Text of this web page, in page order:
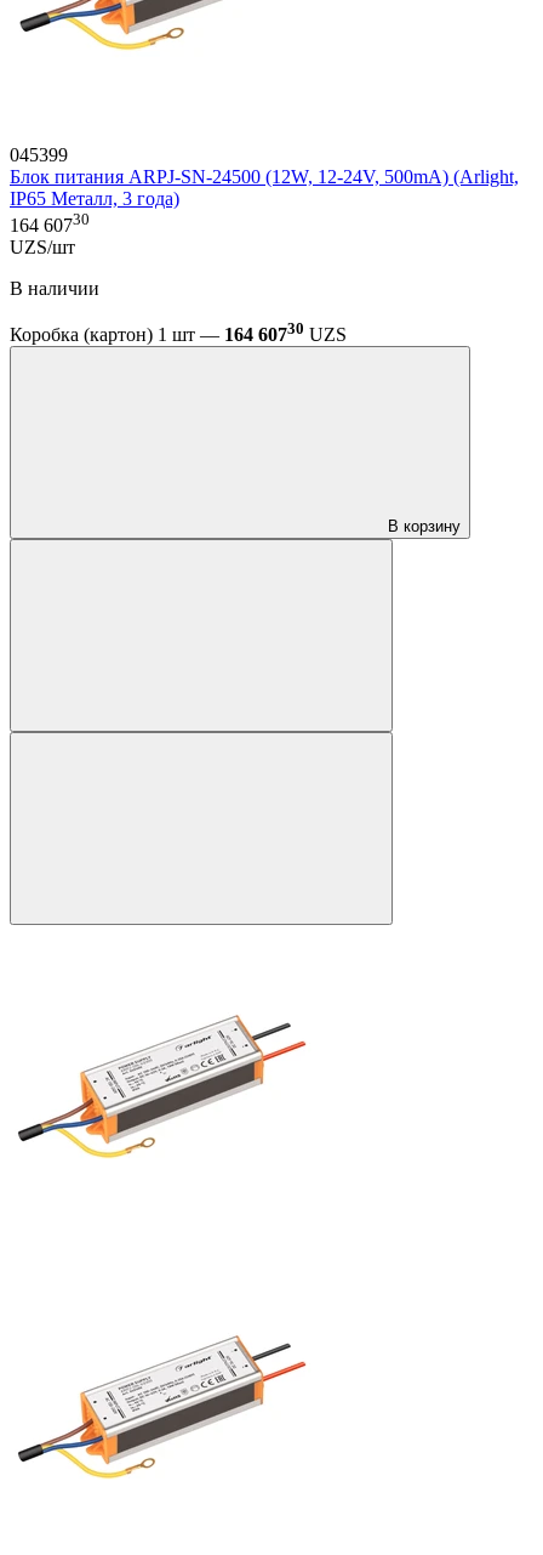
045399
Блок питания ARPJ-SN-24500 (12W, 12-24V, 500mA) (Arlight,
IP65 Металл, 3 года)
164 60730
UZS/шт
В наличии
Коробка (картон) 1 шт — 164 60730 UZS
В корзину